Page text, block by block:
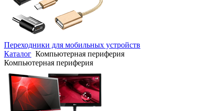
Переходники для мобильных устройств
Каталог Компьютерная периферия
Компьютерная периферия